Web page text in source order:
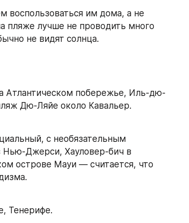
воспользоваться им дома, а не
пляже лучше не проводить много
не видят солнца.
Атлантическом побережье, Иль-дю-
Дю-Ляйе около Кавальер.
с необязательным
Нью-Джерси, Хауловер-бич в
острове Мауи — считается, что
Тенерифе.